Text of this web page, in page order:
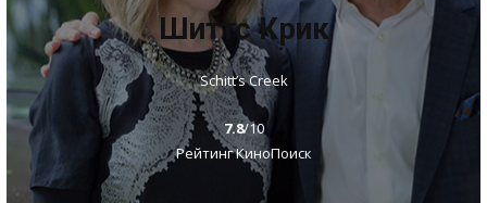
Шиттс Крик
Schitt’s Creek
7.8/10
Рейтинг КиноПоиск